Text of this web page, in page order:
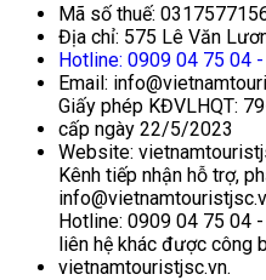
Mã số thuế:
Địa chỉ: 575 Lê Văn
Hotline: 0909 04 75 04
Email:
Giấy phép KĐVLHQT:
cấp ngày 22/5/2023
Website:
Kênh tiếp nhận hỗ trợ,
Hotline: 0909 04 75 04
liên hệ khác được công
vietnamtouristjsc.vn.